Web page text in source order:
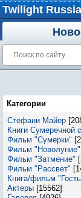
Twilight
Категории
Стефани Майер
Книги Сумеречной
Фильм "Сумерки"
Фильм "Новолуние"
Фильм "Затмение"
Фильм "Рассвет"
Книга/фильм
Актеры [15562]